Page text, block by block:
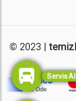
© 2023 |
Servis Al